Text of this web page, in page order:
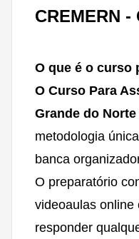
CREMERN
O que é o curso
O Curso Para
Grande do Norte
metodologia
banca
O preparatório
videoaulas
responder